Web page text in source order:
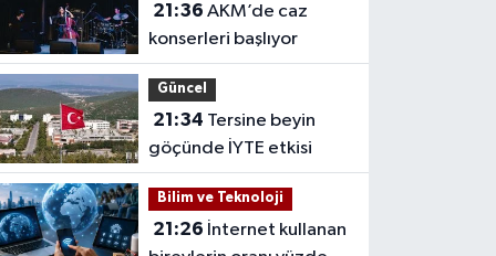
21:36
konserleri başlıyor
Güncel
21:34
göçünde İYTE etkisi
Bilim ve Teknoloji
21:26